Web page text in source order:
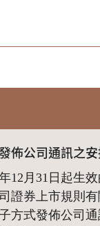
佈公司通訊之
12月31日起生
證券上市規則
方式發佈公司